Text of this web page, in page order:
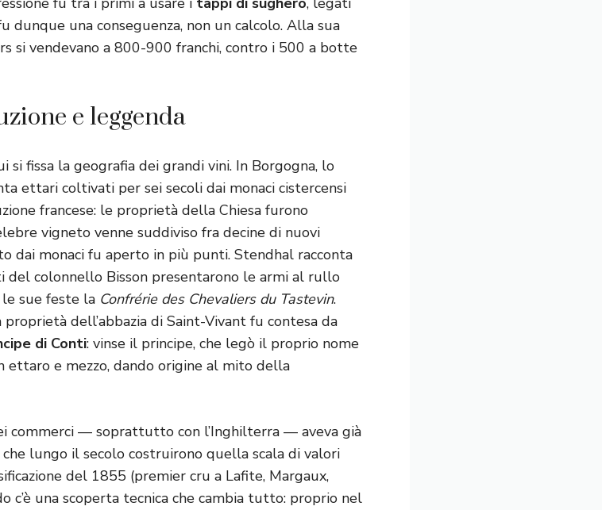
dunque una conseguenza, non un calcolo. Alla sua
si vendevano a 800-900 franchi, contro i 500 a botte
e leggenda
si fissa la geografia dei grandi vini. In Borgogna, lo
ettari coltivati per sei secoli dai monaci cistercensi
francese: le proprietà della Chiesa furono
vigneto venne suddiviso fra decine di nuovi
dai monaci fu aperto in più punti. Stendhal racconta
del colonnello Bisson presentarono le armi al rullo
sue feste la Confrérie des Chevaliers du Tastevin.
proprietà dell’abbazia di Saint-Vivant fu contesa da
di Conti: vinse il principe, che legò il proprio nome
ettaro e mezzo, dando origine al mito della
commerci — soprattutto con l’Inghilterra — aveva già
lungo il secolo costruirono quella scala di valori
del 1855 (premier cru a Lafite, Margaux,
c’è una scoperta tecnica che cambia tutto: proprio nel